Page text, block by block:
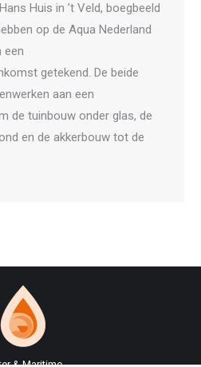
Huis in ’t Veld, boegbeeld
op de Aqua Nederland
een
getekend. De beide
aan een
de tuinbouw onder glas, de
en de akkerbouw tot de
& Maritime